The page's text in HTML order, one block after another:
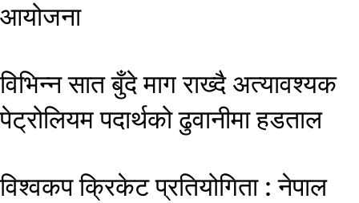
आयोजना
विभिन्न सात बुँदे माग राख्दै अत्यावश्यक
पेट्रोलियम पदार्थको ढुवानीमा हडताल
विश्वकप क्रिकेट प्रतियोगिता : नेपाल